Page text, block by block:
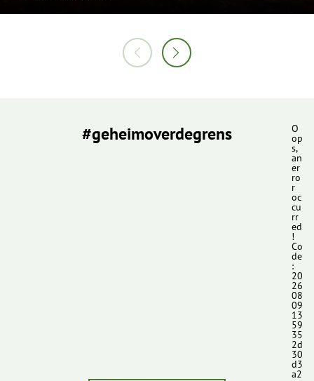
#geheimoverdegrens O
op
s,
an
er
ro
r
oc
cu
rr
ed
!
Co
de
:
20
26
08
09
13
59
35
2d
30
d3
a2